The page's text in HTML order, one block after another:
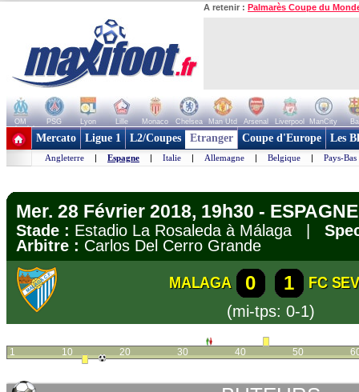
A retenir : Palmarès Coupe du
OM PSG Lyon Lille Monaco Chelsea Man Utd Arsenal Liverpool ManCity
+ de clubs
Mercato Ligue 1 L2/Coupes Etranger Coupe d'Europe Les
Angleterre | Espagne | Italie | Allemagne | Belgique | Pays-Bas
Mer. 28 Février 2018, 19h30 -
Stade : Estadio La Rosaleda à Málaga |
Arbitre : Carlos Del Cerro Grande
MALAGA 0 1
FC
(mi-tps: 0-1)
1 10 20 30 40 50